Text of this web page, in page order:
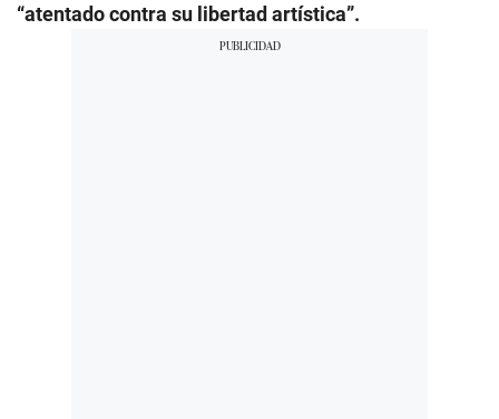
“atentado contra su libertad artística”.